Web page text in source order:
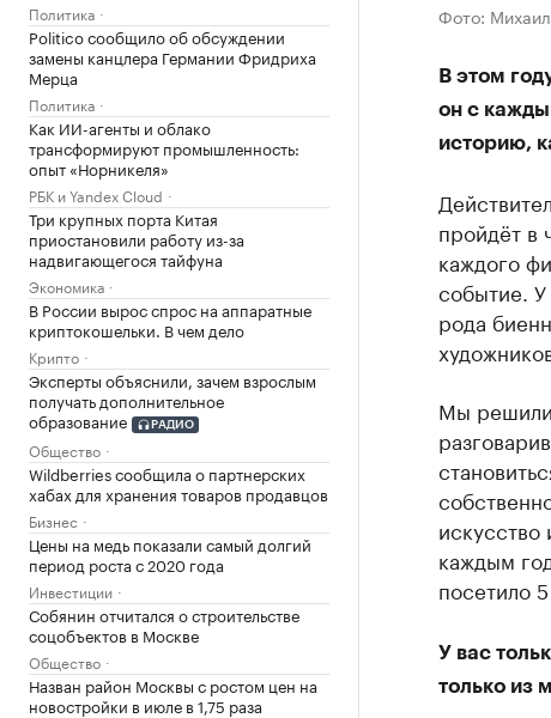
Политика
Politico сообщило об обсуждении
замены канцлера Германии Фридриха
Мерца
Политика
Как ИИ-агенты и облако
трансформируют промышленность:
опыт «Норникеля»
РБК и Yandex Cloud
Три крупных порта Китая
приостановили работу из-за
надвигающегося тайфуна
Экономика
В России вырос спрос на аппаратные
криптокошельки. В чем дело
Крипто
Эксперты объяснили, зачем взрослым
получать дополнительное
образование
РАДИО
Общество
Wildberries сообщила о партнерских
хабах для хранения товаров продавцов
Бизнес
Цены на медь показали самый долгий
период роста с 2020 года
Инвестиции
Собянин отчитался о строительстве
соцобъектов в Москве
Общество
Назван район Москвы с ростом цен на
новостройки в июле в 1,75 раза
Фото:
В этом
он с
историю,
пройдёт в
каждого
событие. У
рода
Мы решили
каждым
посетило
У вас
только из